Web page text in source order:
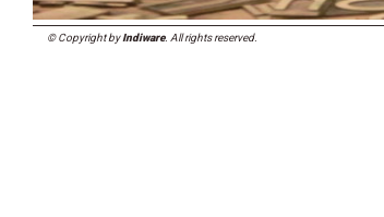
© Copyright byIndiware. All rights reserved.